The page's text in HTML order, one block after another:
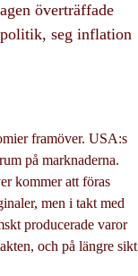
överträffade
seg inflation
framöver. USA:s
på marknaderna.
kommer att föras
men i takt med
producerade varor
och på längre sikt